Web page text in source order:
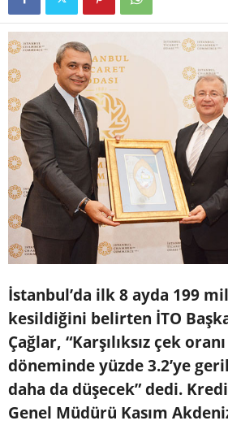
İstanbul’da ilk 8 ayda 199
kesildiğini belirten İTO
Çağlar, “Karşılıksız çek
döneminde yüzde 3.2’ye
daha da düşecek” dedi.
Genel Müdürü Kasım